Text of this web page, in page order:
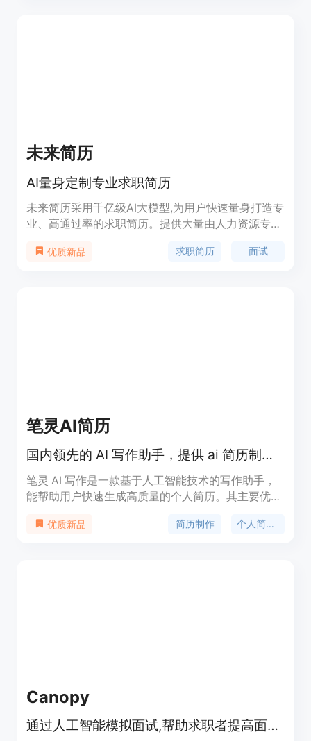
未来简历
AI量身定制专业求职简历
未来简历采用千亿级AI大模型,为用户快速量身打造专
业、高通过率的求职简历。提供大量由人力资源专家
脱颖而出。主要功能包括:AI优化简历、职业模板、高
优质新品 求职简历 面试
笔灵AI简历
国内领先的 AI 写作助手，提供 ai 简历制作、个人简历 ai 免费生成服务。
笔灵 AI 写作是一款基于人工智能技术的写作助手，
能帮助用户快速生成高质量的个人简历。其主要优点
障等。定位于提升用户写作效率和质量，满足个人简
优质新品 简历制作 个人简历生成
Canopy
通过人工智能模拟面试,帮助求职者提高面试技能